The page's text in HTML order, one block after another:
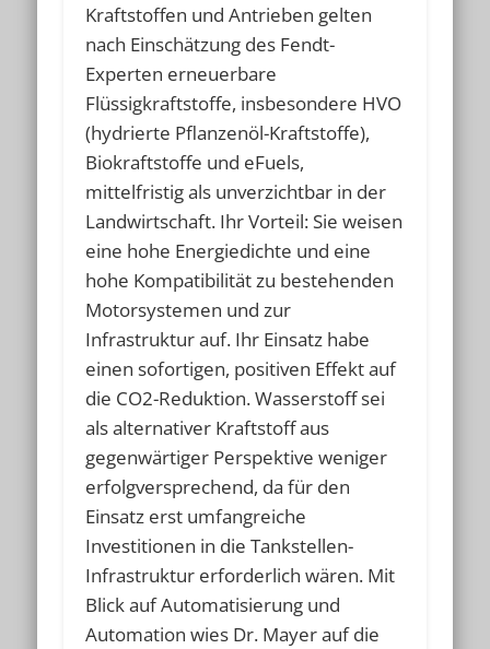
Kraftstoffen und Antrieben gelten
nach Einschätzung des Fendt-
Experten erneuerbare
Flüssigkraftstoffe, insbesondere HVO
(hydrierte Pflanzenöl-Kraftstoffe),
Biokraftstoffe und eFuels,
mittelfristig als unverzichtbar in der
Landwirtschaft. Ihr Vorteil: Sie weisen
eine hohe Energiedichte und eine
hohe Kompatibilität zu bestehenden
Motorsystemen und zur
Infrastruktur auf. Ihr Einsatz habe
einen sofortigen, positiven Effekt auf
die CO2-Reduktion. Wasserstoff sei
als alternativer Kraftstoff aus
gegenwärtiger Perspektive weniger
erfolgversprechend, da für den
Einsatz erst umfangreiche
Investitionen in die Tankstellen-
Infrastruktur erforderlich wären. Mit
Blick auf Automatisierung und
Automation wies Dr. Mayer auf die